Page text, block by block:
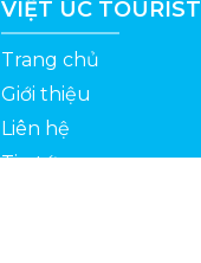
VIỆT ÚC TOURIST
Trang chủ
Giới thiệu
Liên hệ
Tin tức